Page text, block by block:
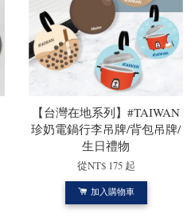
【台灣在地系列】#TAIWAN
珍奶電鍋行李吊牌/背包吊牌/
生日禮物
從NT$ 175 起
加入購物車